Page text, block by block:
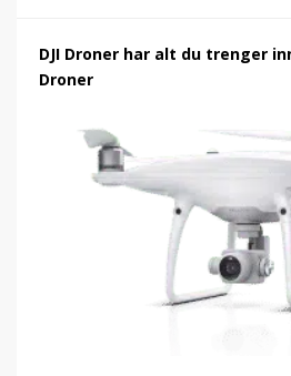
DJI Droner har alt du trenger
Droner